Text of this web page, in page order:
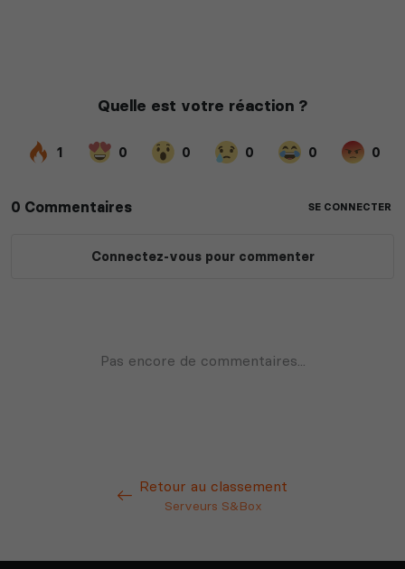
Retour au classement
Serveurs S&Box